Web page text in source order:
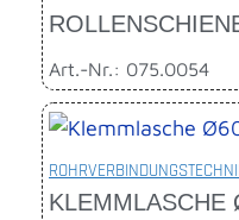
Art.-Nr.: 075.0054
KLEMMLASCHE